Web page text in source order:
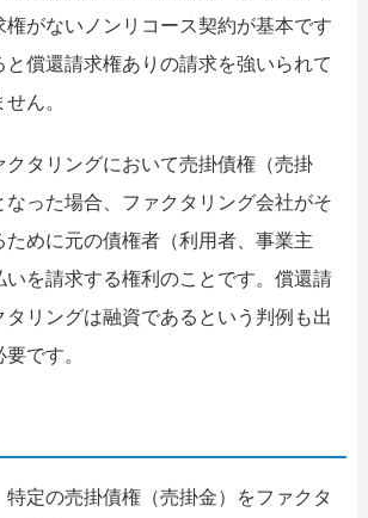
権がないノンリコース契約が基本です
と償還請求権ありの請求を強いられて
ん。
クタリングにおいて売掛債権（売掛
なった場合、ファクタリング会社がそ
ために元の債権者（利用者、事業主
いを請求する権利のことです。償還請
リングは融資であるという判例も出
です。
定の売掛債権（売掛金）をファクタ